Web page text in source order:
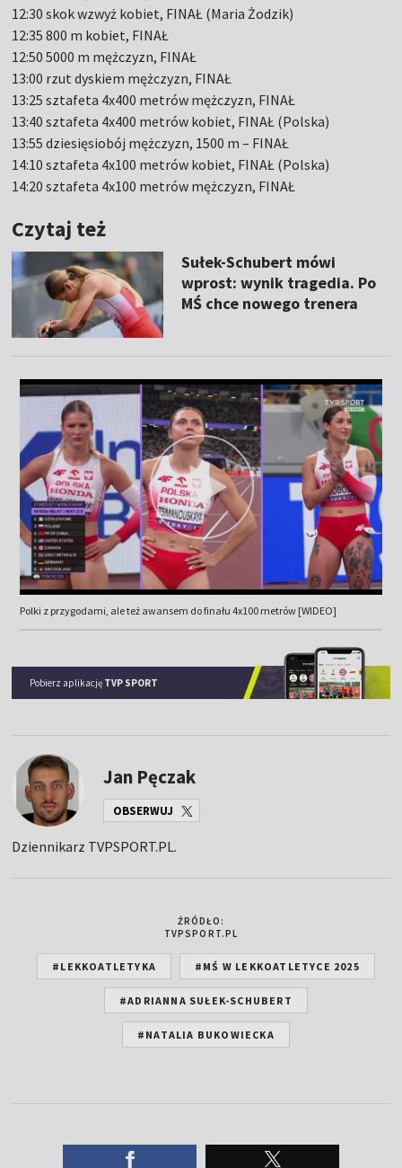
12:30 skok wzwyż kobiet, FINAŁ (Maria Żodzik)
12:35 800 m kobiet, FINAŁ
12:50 5000 m mężczyzn, FINAŁ
13:00 rzut dyskiem mężczyzn, FINAŁ
13:25 sztafeta 4x400 metrów mężczyzn, FINAŁ
13:40 sztafeta 4x400 metrów kobiet, FINAŁ (Polska)
13:55 dziesięsiobój mężczyzn, 1500 m – FINAŁ
14:10 sztafeta 4x100 metrów kobiet, FINAŁ (Polska)
14:20 sztafeta 4x100 metrów mężczyzn, FINAŁ
Czytaj też
Sułek-Schubert mówi
wprost: wynik tragedia. Po
MŚ chce nowego trenera
Polki z przygodami, ale też awansem do finału 4x100 metrów [WIDEO]
Pobierz aplikację TVP SPORT
Jan Pęczak
OBSERWUJ
Dziennikarz TVPSPORT.PL.
ŹRÓDŁO:
TVPSPORT.PL
#LEKKOATLETYKA #MŚ W LEKKOATLETYCE 2025
#ADRIANNA SUŁEK-SCHUBERT
#NATALIA BUKOWIECKA